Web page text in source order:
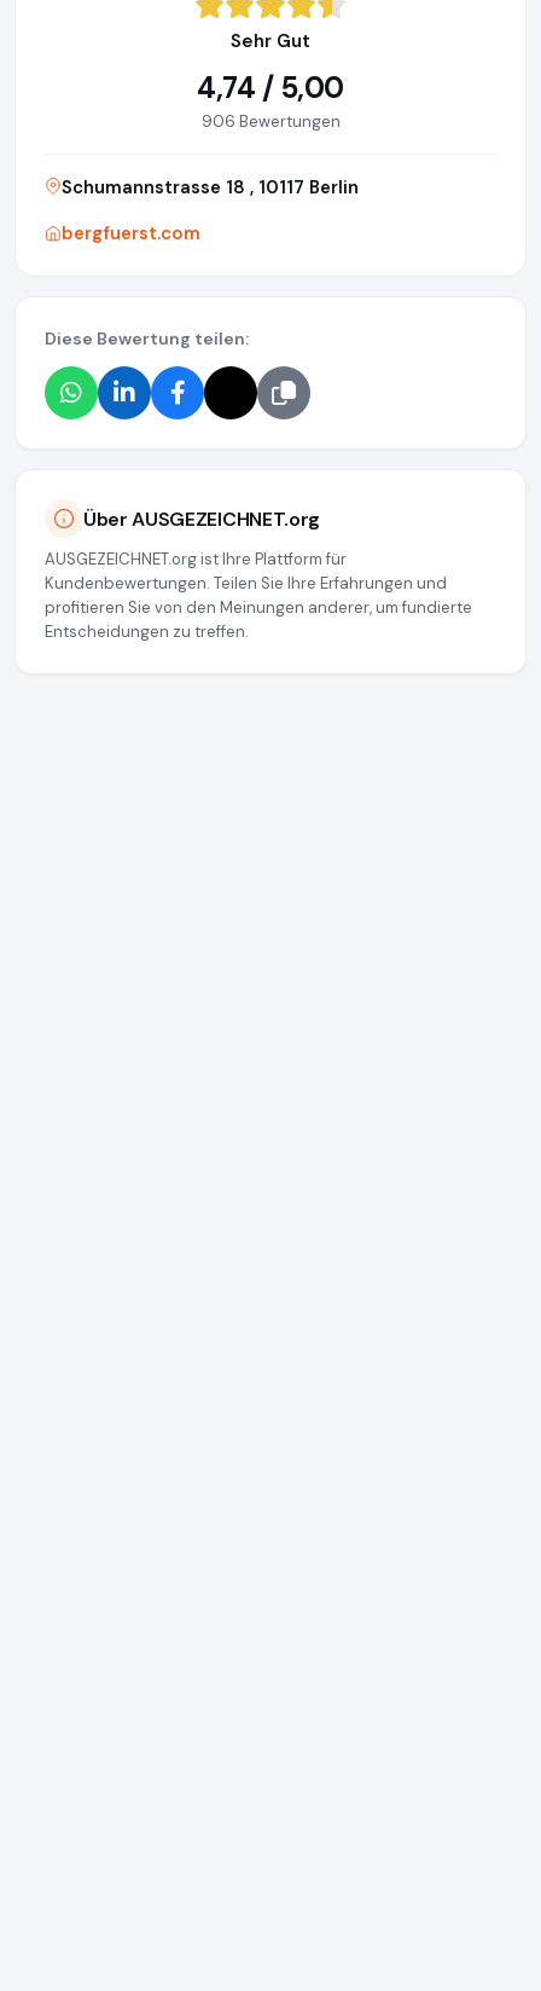
Sehr Gut
4,74 / 5,00
906 Bewertungen
Schumannstrasse 18 , 10117 Berlin
bergfuerst.com
Diese Bewertung teilen:
Über AUSGEZEICHNET.org
AUSGEZEICHNET.org ist Ihre Plattform für
Kundenbewertungen. Teilen Sie Ihre Erfahrungen und
profitieren Sie von den Meinungen anderer, um fundierte
Entscheidungen zu treffen.